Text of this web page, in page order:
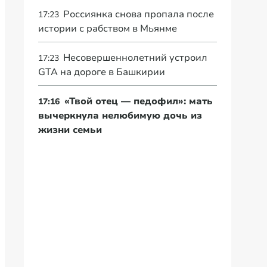
17:23 Россиянка снова пропала после
истории с рабством в Мьянме
17:23 Несовершеннолетний устроил
GTA на дороге в Башкирии
17:16 «Твой отец — педофил»: мать
вычеркнула нелюбимую дочь из
жизни семьи